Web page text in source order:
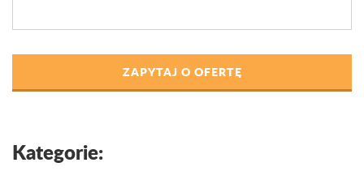
ZAPYTAJ O OFERTĘ
Kategorie: